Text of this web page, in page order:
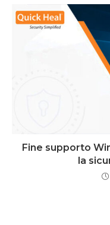
Fine supporto
la